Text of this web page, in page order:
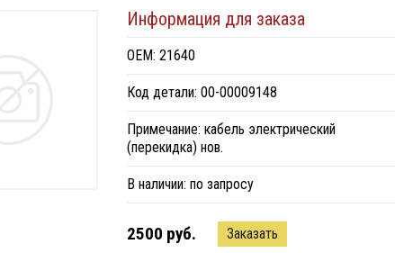
Информация для заказа
ОЕМ: 21640
Код детали: 00-00009148
Примечание: кабель электрический
(перекидка) нов.
В наличии: по запросу
2500 руб. Заказать